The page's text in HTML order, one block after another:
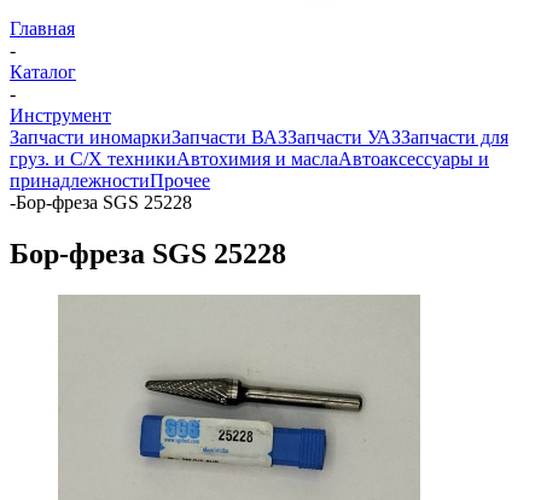
Главная
-
Каталог
-
Инструмент
Запчасти иномаркиЗапчасти ВАЗЗапчасти УАЗЗапчасти для
груз. и С/Х техникиАвтохимия и маслаАвтоаксессуары и
принадлежностиПрочее
-Бор-фреза SGS 25228
Бор-фреза SGS 25228